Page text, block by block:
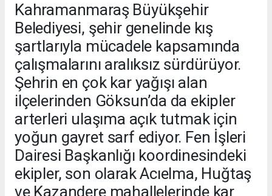
Kahramanmaraş Büyükşehir
Belediyesi, şehir genelinde kış
şartlarıyla mücadele kapsamında
çalışmalarını aralıksız sürdürüyor.
Şehrin en çok kar yağışı alan
ilçelerinden Göksun’da da ekipler
arterleri ulaşıma açık tutmak için
yoğun gayret sarf ediyor. Fen İşleri
Dairesi Başkanlığı koordinesindeki
ekipler, son olarak Acıelma, Huğtaş
ve Kazandere mahallelerinde kar